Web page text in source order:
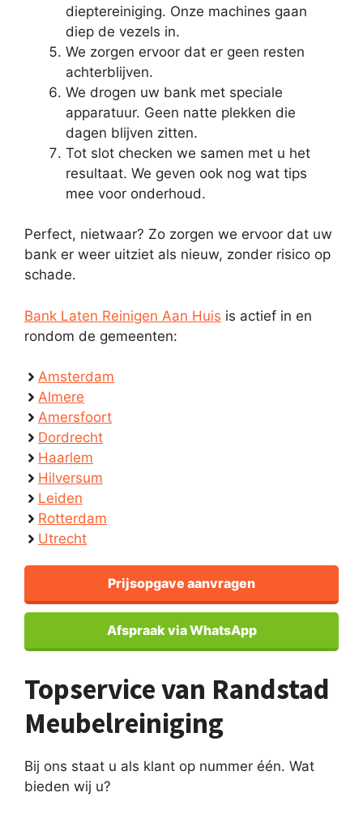
dieptereiniging. Onze machines gaan
diep de vezels in.
We zorgen ervoor dat er geen resten
achterblijven.
We drogen uw bank met speciale
apparatuur. Geen natte plekken die
dagen blijven zitten.
Tot slot checken we samen met u het
resultaat. We geven ook nog wat tips
mee voor onderhoud.
Perfect, nietwaar? Zo zorgen we ervoor dat uw
bank er weer uitziet als nieuw, zonder risico op
schade.
Bank Laten Reinigen Aan Huis is actief in en
rondom de gemeenten:
Amsterdam
Almere
Amersfoort
Dordrecht
Haarlem
Hilversum
Leiden
Rotterdam
Utrecht
Prijsopgave aanvragen
Afspraak via WhatsApp
Topservice van Randstad
Meubelreiniging
Bij ons staat u als klant op nummer één. Wat
bieden wij u?